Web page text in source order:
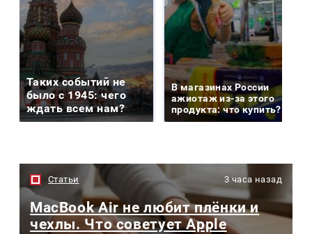
Таких событий не
было с 1945: чего
ждать всем нам?
В магазинах России
ажиотаж из-за этого
продукта: что купить?
Статьи 3 часа назад
MacBook Air не любит плёнки и
чехлы. Что советует Apple